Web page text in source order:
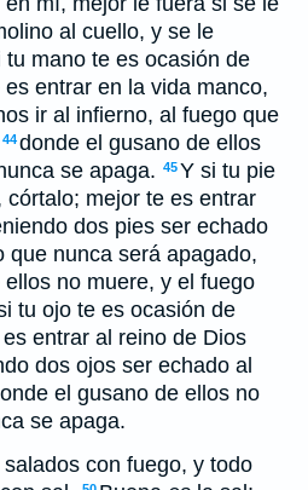
al cuello, y se le
tu mano te es ocasión de
entrar en la vida manco,
ir al infierno, al fuego que
44donde el gusano de ellos
se apaga. 45Y si tu pie
córtalo; mejor te es entrar
dos pies ser echado
que nunca será apagado,
no muere, y el fuego
tu ojo te es ocasión de
entrar al reino de Dios
dos ojos ser echado al
el gusano de ellos no
se apaga.
con fuego, y todo